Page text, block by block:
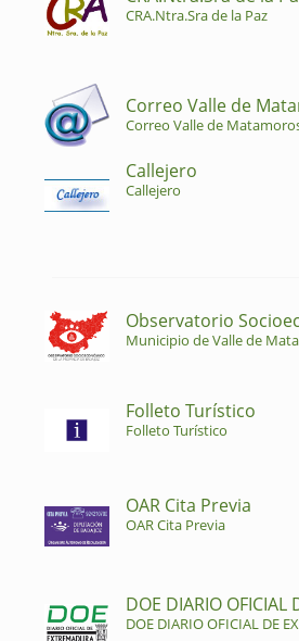
CRA.Ntra.Sra de la Paz
Correo Valle de
Correo Valle de
Callejero
Callejero
Observatorio
Municipio de Valle de
Folleto Turístico
Folleto Turístico
OAR Cita Previa
OAR Cita Previa
DOE DIARIO OFICIAL
DOE DIARIO OFICIAL DE